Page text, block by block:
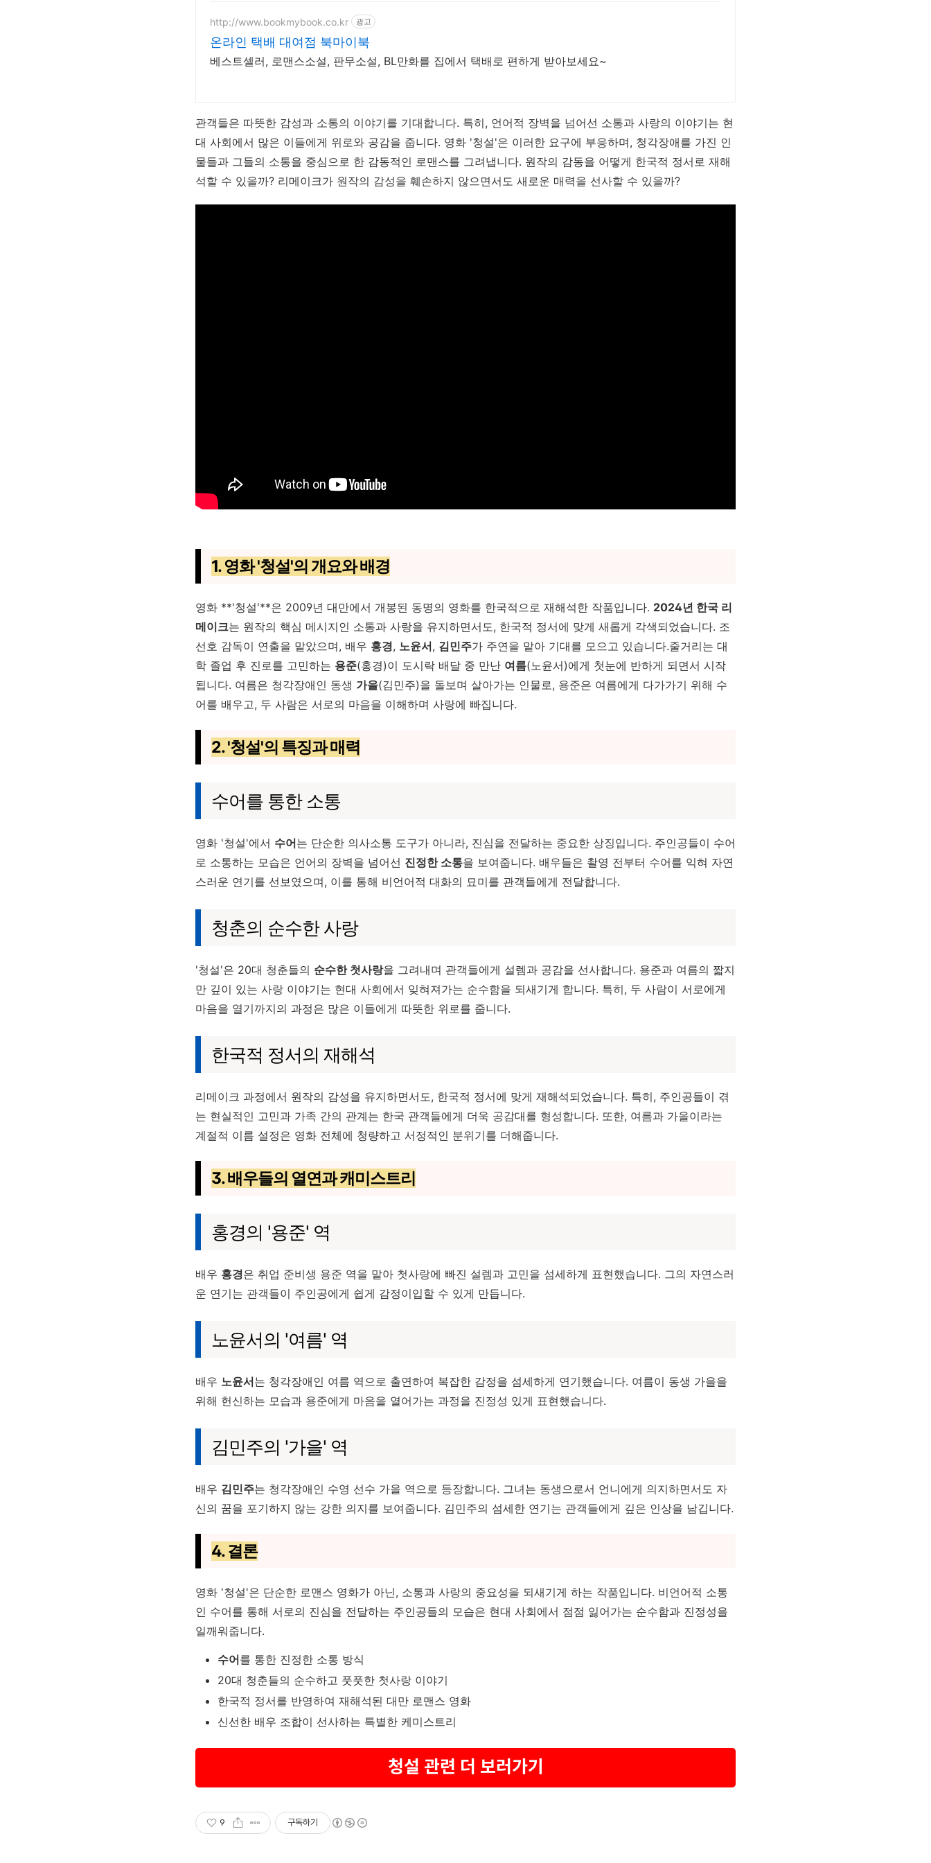
http://www.bookmybook.co.kr 광고
온라인 택배 대여점 북마이북
베스트셀러, 로맨스소설, 판무소설, BL만화를 집에서 택배로 편하게 받아보세요~
관객들은 따뜻한 감성과 소통의 이야기를 기대합니다. 특히, 언어적 장벽을 넘어선 소통과 사랑의 이야기는 현
대 사회에서 많은 이들에게 위로와 공감을 줍니다. 영화 '청설'은 이러한 요구에 부응하며, 청각장애를 가진 인
물들과 그들의 소통을 중심으로 한 감동적인 로맨스를 그려냅니다. 원작의 감동을 어떻게 한국적 정서로 재해
석할 수 있을까? 리메이크가 원작의 감성을 훼손하지 않으면서도 새로운 매력을 선사할 수 있을까?
1. 영화 '청설'의 개요와 배경
영화 **'청설'**은 2009년 대만에서 개봉된 동명의 영화를 한국적으로 재해석한 작품입니다. 2024년 한국 리
메이크는 원작의 핵심 메시지인 소통과 사랑을 유지하면서도, 한국적 정서에 맞게 새롭게 각색되었습니다. 조
선호 감독이 연출을 맡았으며, 배우 홍경, 노윤서, 김민주가 주연을 맡아 기대를 모으고 있습니다.줄거리는 대
학 졸업 후 진로를 고민하는 용준(홍경)이 도시락 배달 중 만난 여름(노윤서)에게 첫눈에 반하게 되면서 시작
됩니다. 여름은 청각장애인 동생 가을(김민주)을 돌보며 살아가는 인물로, 용준은 여름에게 다가가기 위해 수
어를 배우고, 두 사람은 서로의 마음을 이해하며 사랑에 빠집니다.
2. '청설'의 특징과 매력
수어를 통한 소통
영화 '청설'에서 수어는 단순한 의사소통 도구가 아니라, 진심을 전달하는 중요한 상징입니다. 주인공들이 수어
로 소통하는 모습은 언어의 장벽을 넘어선 진정한 소통을 보여줍니다. 배우들은 촬영 전부터 수어를 익혀 자연
스러운 연기를 선보였으며, 이를 통해 비언어적 대화의 묘미를 관객들에게 전달합니다.
청춘의 순수한 사랑
'청설'은 20대 청춘들의 순수한 첫사랑을 그려내며 관객들에게 설렘과 공감을 선사합니다. 용준과 여름의 짧지
만 깊이 있는 사랑 이야기는 현대 사회에서 잊혀져가는 순수함을 되새기게 합니다. 특히, 두 사람이 서로에게
마음을 열기까지의 과정은 많은 이들에게 따뜻한 위로를 줍니다.
한국적 정서의 재해석
리메이크 과정에서 원작의 감성을 유지하면서도, 한국적 정서에 맞게 재해석되었습니다. 특히, 주인공들이 겪
는 현실적인 고민과 가족 간의 관계는 한국 관객들에게 더욱 공감대를 형성합니다. 또한, 여름과 가을이라는
계절적 이름 설정은 영화 전체에 청량하고 서정적인 분위기를 더해줍니다.
3. 배우들의 열연과 캐미스트리
홍경의 '용준' 역
배우 홍경은 취업 준비생 용준 역을 맡아 첫사랑에 빠진 설렘과 고민을 섬세하게 표현했습니다. 그의 자연스러
운 연기는 관객들이 주인공에게 쉽게 감정이입할 수 있게 만듭니다.
노윤서의 '여름' 역
배우 노윤서는 청각장애인 여름 역으로 출연하여 복잡한 감정을 섬세하게 연기했습니다. 여름이 동생 가을을
위해 헌신하는 모습과 용준에게 마음을 열어가는 과정을 진정성 있게 표현했습니다.
김민주의 '가을' 역
배우 김민주는 청각장애인 수영 선수 가을 역으로 등장합니다. 그녀는 동생으로서 언니에게 의지하면서도 자
신의 꿈을 포기하지 않는 강한 의지를 보여줍니다. 김민주의 섬세한 연기는 관객들에게 깊은 인상을 남깁니다.
4. 결론
영화 '청설'은 단순한 로맨스 영화가 아닌, 소통과 사랑의 중요성을 되새기게 하는 작품입니다. 비언어적 소통
인 수어를 통해 서로의 진심을 전달하는 주인공들의 모습은 현대 사회에서 점점 잃어가는 순수함과 진정성을
일깨워줍니다.
수어를 통한 진정한 소통 방식
20대 청춘들의 순수하고 풋풋한 첫사랑 이야기
한국적 정서를 반영하여 재해석된 대만 로맨스 영화
신선한 배우 조합이 선사하는 특별한 케미스트리
청설 관련 더 보러가기
9 구독하기